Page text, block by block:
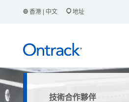
香港 | 中文 地址
技術合作夥伴